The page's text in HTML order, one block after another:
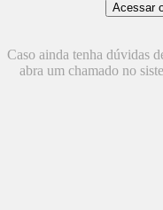
Caso ainda tenha dúvidas
abra um chamado no